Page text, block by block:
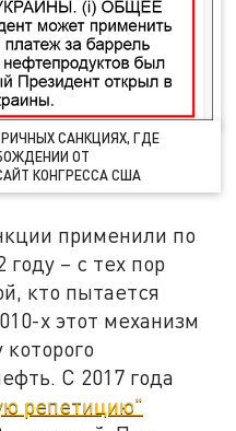
САНКЦИЯХ, ГДЕ
ОТ
КОНГРЕССА США
применили по
– с тех пор
кто пытается
х этот механизм
которого
С 2017 года
репетицию"